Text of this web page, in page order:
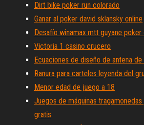
Dirt bike poker run colorado
Ganar al poker david sklansky online
Desafío winamax mtt guyane poker
Victoria 1 casino crucero
Ecuaciones de diseño de antena
Ranura para carteles leyenda del
Menor edad de juego a 18
Juegos de máquinas
gratis